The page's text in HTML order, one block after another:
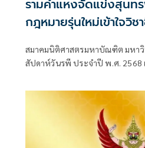
รามคำแหงจัดแข่งสุน
กฎหมายรุ่นใหม่เข้าใจวิช
สมาคมนิติศาสตรมหาบัณฑิต มหาวิ
สัปดาห์วันรพี ประจำปี พ.ศ. 2568